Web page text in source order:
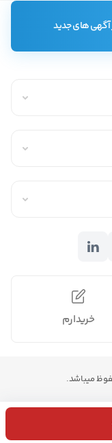
آگهی های جدید
خریدارم
میباشد.